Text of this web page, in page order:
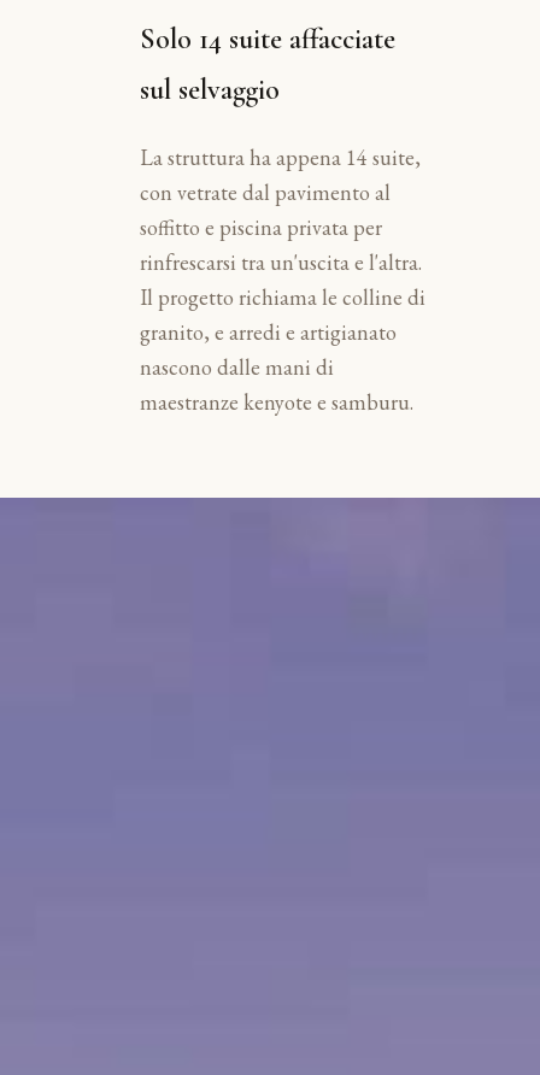
Solo 14 suite affacciate
sul selvaggio
La struttura ha appena 14 suite,
con vetrate dal pavimento al
soffitto e piscina privata per
rinfrescarsi tra un'uscita e l'altra.
Il progetto richiama le colline di
granito, e arredi e artigianato
nascono dalle mani di
maestranze kenyote e samburu.